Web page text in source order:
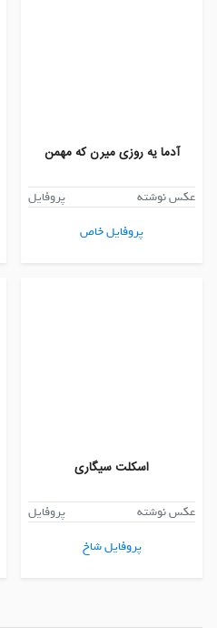
آدما یه روزی میرن که مهمن
عکس نوشته
پروفایل
پروفایل خاص
اسکلت سیگاری
عکس نوشته
پروفایل
پروفایل شاخ